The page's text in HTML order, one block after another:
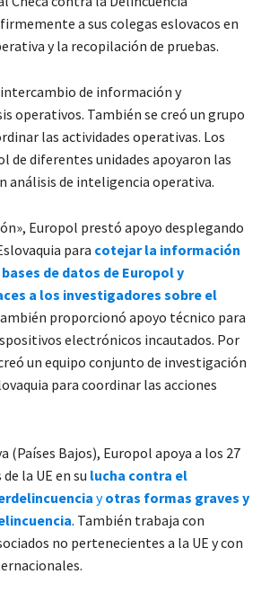
a sus colegas eslovacos en
y la recopilación de pruebas.
de información y
operativos. También se creó un grupo
las actividades operativas. Los
de diferentes unidades apoyaron las
análisis de inteligencia operativa.
Europol prestó apoyo desplegando
para cotejar la información
de datos de Europol y
a los investigadores sobre el
proporcionó apoyo técnico para
electrónicos incautados. Por
un equipo conjunto de investigación
para coordinar las acciones
(Países Bajos), Europol apoya a los 27
la UE en su lucha contra el
yotras formas graves y
. También trabaja con
no pertenecientes a la UE y con